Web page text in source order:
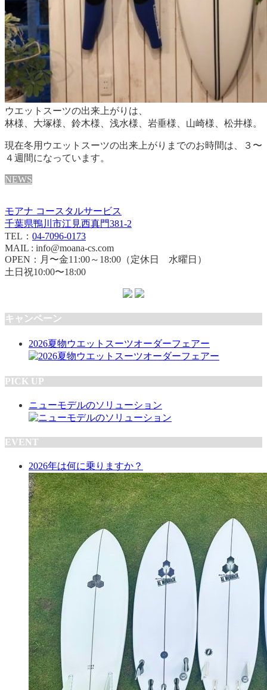
ウエットスーツの出来上がりは、
林様、大塚様、鈴木様、浅水様、岩垂様、山崎様、松井様。
現在冬用ウエットスーツの出来上がりまでのお時間は、３〜
４週間になっています。
NEWS
モアナ コースタルサービス
千葉県鴨川市江見西真門381-2
TEL： 04-7096-0173
MAIL : info@moana-cs.com
OPEN：月〜金11:00～18:00（定休日 水曜日）
土日祝10:00〜18:00
キャンペーン
2026夏物ウエットスーツオーダーフェアー
PICK UP
ニューモデルのソリューション
EVENT
2026年は何に乗りますか？